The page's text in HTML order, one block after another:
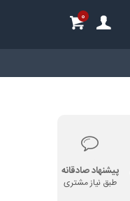
0
پیشنهاد صادقانه
طبق نیاز مشتری